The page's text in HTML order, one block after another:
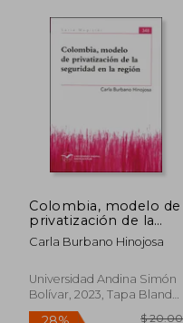
Colombia, modelo de
privatización de la
seguridad en la
región
Carla Burbano Hinojosa
Universidad Andina Simón
Bolívar, 2023, Tapa Blanda,
Nuevo